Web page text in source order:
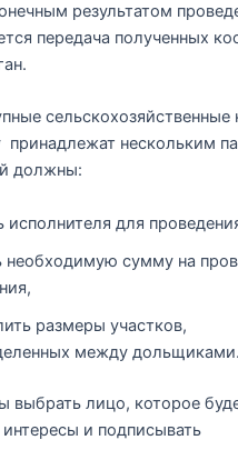
результатом
передача полученных
сельскохозяйственные
принадлежат нескольким
должны:
исполнителя для
необходимую сумму на
размеры участков,
между дольщиками.
лицо, которое
интересы и подписывать